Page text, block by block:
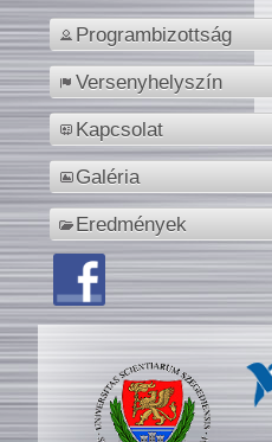
Programbizottság
Versenyhelyszín
Kapcsolat
Galéria
Eredmények